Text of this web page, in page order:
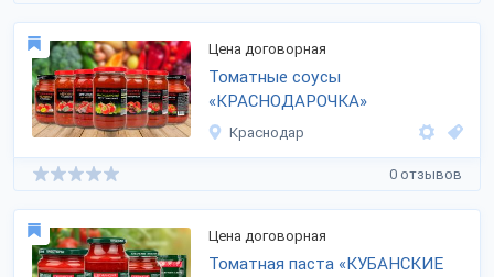
Цена договорная
Томатные соусы
«КРАСНОДАРОЧКА»
Краснодар
0 отзывов
Цена договорная
Томатная паста «КУБАНСКИЕ